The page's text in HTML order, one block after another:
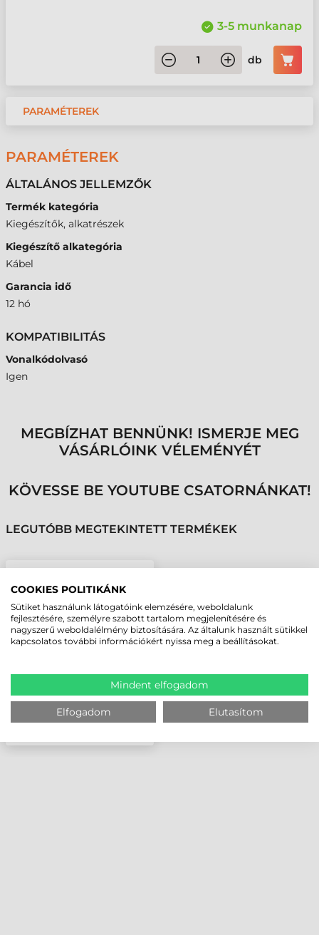
3-5 munkanap
db
PARAMÉTEREK
PARAMÉTEREK
ÁLTALÁNOS JELLEMZŐK
Termék kategória
Kiegészítők, alkatrészek
Kiegészítő alkategória
Kábel
Garancia idő
12 hó
KOMPATIBILITÁS
Vonalkódolvasó
Igen
MEGBÍZHAT BENNÜNK! ISMERJE MEG
VÁSÁRLÓINK VÉLEMÉNYÉT
KÖVESSE BE YOUTUBE CSATORNÁNKAT!
LEGUTÓBB MEGTEKINTETT TERMÉKEK
232, 2M, EGYENES
COOKIES POLITIKÁNK
Sütiket használunk látogatóink elemzésére, weboldalunk
fejlesztésére, személyre szabott tartalom megjelenítésére és
nagyszerű weboldalélmény biztosítására. Az általunk használt sütikkel
kapcsolatos további információkért nyissa meg a beállításokat.
Mindent elfogadom
Elfogadom Elutasítom